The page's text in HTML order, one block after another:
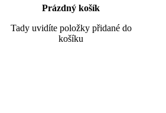
Prázdný košík
Tady uvidíte položky přidané do
košíku